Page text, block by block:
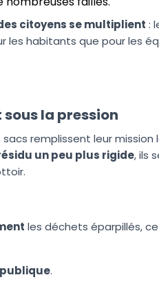
citoyens se multiplient :
les habitants que pour les
la pression
remplissent leur mission
un peu plus rigide, ils
les déchets éparpillés,
.